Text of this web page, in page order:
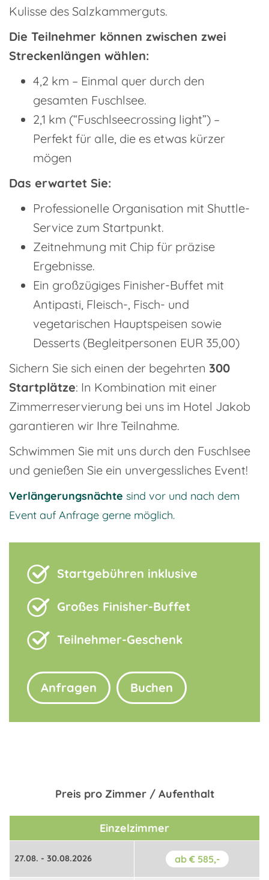
Kulisse des Salzkammerguts.
Die Teilnehmer können zwischen zwei
Streckenlängen wählen:
4,2 km – Einmal quer durch den
gesamten Fuschlsee.
2,1 km (“Fuschlseecrossing light”) –
Perfekt für alle, die es etwas kürzer
mögen
Das erwartet Sie:
Professionelle Organisation mit Shuttle-
Service zum Startpunkt.
Zeitnehmung mit Chip für präzise
Ergebnisse.
Ein großzügiges Finisher-Buffet mit
Antipasti, Fleisch-, Fisch- und
vegetarischen Hauptspeisen sowie
Desserts (Begleitpersonen EUR 35,00)
Sichern Sie sich einen der begehrten 300
Startplätze: In Kombination mit einer
Zimmerreservierung bei uns im Hotel Jakob
garantieren wir Ihre Teilnahme.
Schwimmen Sie mit uns durch den Fuschlsee
und genießen Sie ein unvergessliches Event!
Verlängerungsnächte sind vor und nach dem
Event auf Anfrage gerne möglich.
Startgebühren inklusive
Großes Finisher-Buffet
Teilnehmer-Geschenk
Anfragen Buchen
Preis pro Zimmer / Aufenthalt
Einzelzimmer
27.08. - 30.08.2026 ab € 585,-